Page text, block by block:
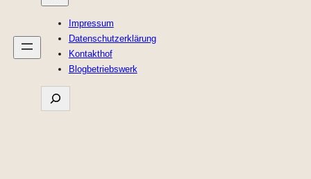
Impressum
Datenschutzerklärung
Kontakthof
Blogbetriebswerk
such
&